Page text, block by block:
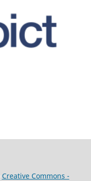
Creative Commons -